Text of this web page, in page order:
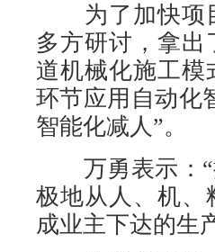
为了加快项目
多方研讨，拿
道机械化施工模
环节应用自动化
智能化减人”。
万勇表示：“
极地从人、机、
成业主下达的生